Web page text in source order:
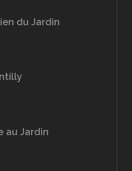
du Jardin
au Jardin